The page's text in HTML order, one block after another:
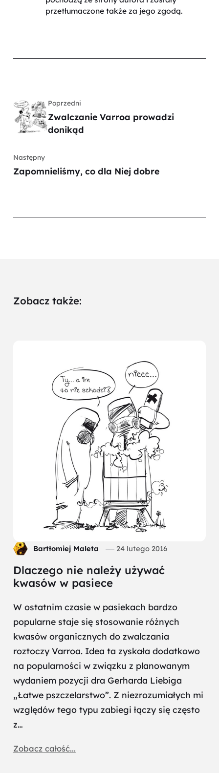
przetłumaczone także za jego zgodą.
Poprzedni
Zwalczanie Varroa prowadzi
donikąd
Następny
Zapomnieliśmy, co dla Niej dobre
Zobacz także:
Bartłomiej Maleta 24 lutego 2016
Dlaczego nie należy używać
kwasów w pasiece
W ostatnim czasie w pasiekach bardzo
popularne staje się stosowanie różnych
kwasów organicznych do zwalczania
roztoczy Varroa. Idea ta zyskała dodatkowo
na popularności w związku z planowanym
wydaniem pozycji dra Gerharda Liebiga
„Łatwe pszczelarstwo”. Z niezrozumiałych mi
względów tego typu zabiegi łączy się często
z…
Zobacz całość...